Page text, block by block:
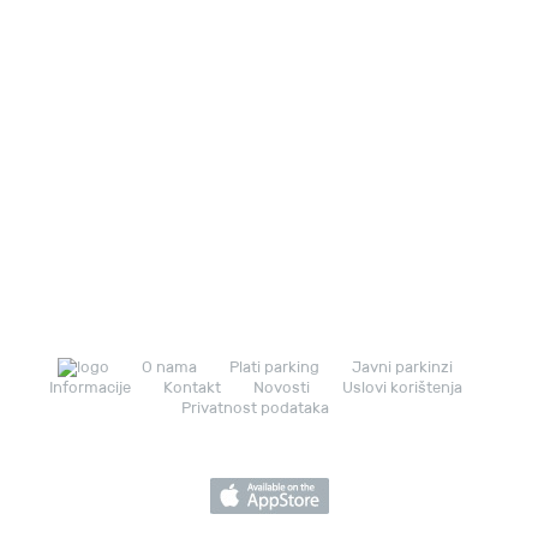
O nama Plati parking
Javni parkinzi
Informacije
Kontakt Novosti
Uslovi korištenja
Privatnost podataka